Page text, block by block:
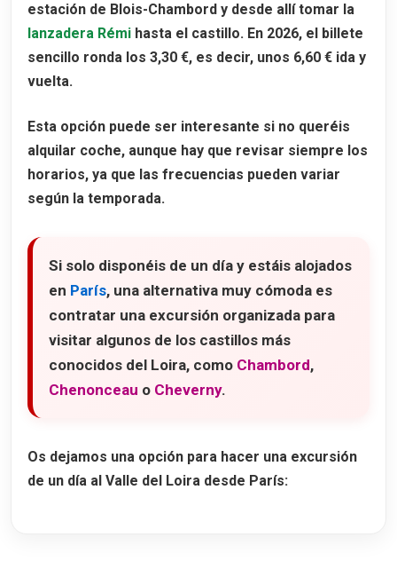
estación de Blois-Chambord y desde allí tomar la
lanzadera Rémi hasta el castillo. En 2026, el billete
sencillo ronda los 3,30 €, es decir, unos 6,60 € ida y
vuelta.
Esta opción puede ser interesante si no queréis
alquilar coche, aunque hay que revisar siempre los
horarios, ya que las frecuencias pueden variar
según la temporada.
Si solo disponéis de un día y estáis alojados
en París, una alternativa muy cómoda es
contratar una excursión organizada para
visitar algunos de los castillos más
conocidos del Loira, como Chambord,
Chenonceau o Cheverny.
Os dejamos una opción para hacer una excursión
de un día al Valle del Loira desde París: